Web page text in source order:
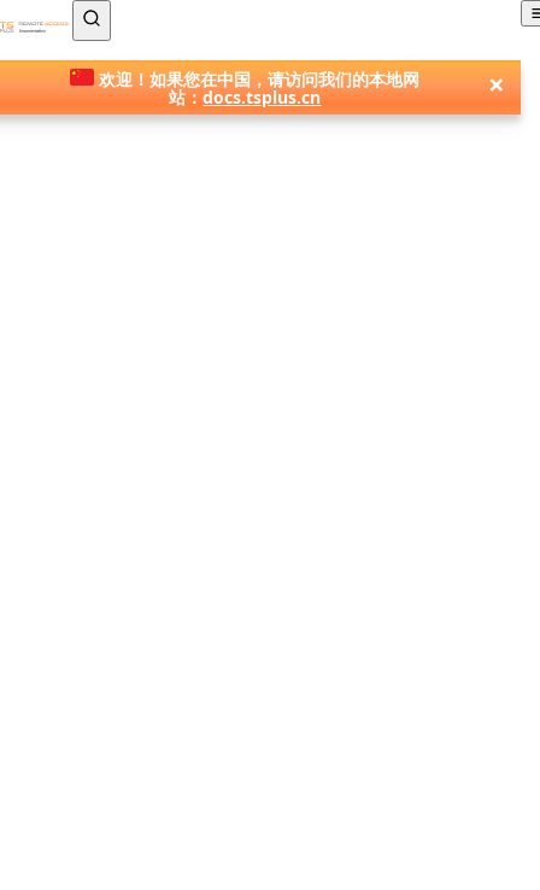
TSplus 文档 ®
欢迎！如果您在中国，请访问我们的本地网
站：docs.tsplus.cn ×